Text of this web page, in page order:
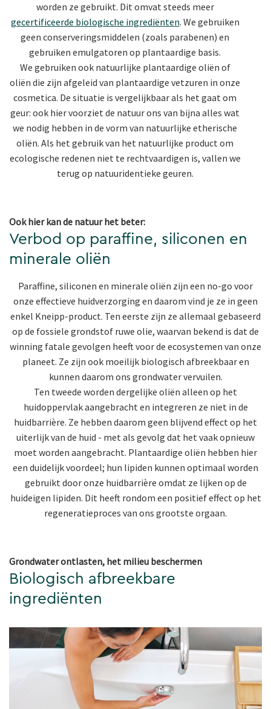
worden ze gebruikt. Dit omvat steeds meer
gecertificeerde biologische ingrediënten. We gebruiken
geen conserveringsmiddelen (zoals parabenen) en
gebruiken emulgatoren op plantaardige basis.
We gebruiken ook natuurlijke plantaardige oliën of
oliën die zijn afgeleid van plantaardige vetzuren in onze
cosmetica. De situatie is vergelijkbaar als het gaat om
geur: ook hier voorziet de natuur ons van bijna alles wat
we nodig hebben in de vorm van natuurlijke etherische
oliën. Als het gebruik van het natuurlijke product om
ecologische redenen niet te rechtvaardigen is, vallen we
terug op natuuridentieke geuren.
Ook hier kan de natuur het beter:
Verbod op paraffine, siliconen en
minerale oliën
Paraffine, siliconen en minerale oliën zijn een no-go voor
onze effectieve huidverzorging en daarom vind je ze in geen
enkel Kneipp-product. Ten eerste zijn ze allemaal gebaseerd
op de fossiele grondstof ruwe olie, waarvan bekend is dat de
winning fatale gevolgen heeft voor de ecosystemen van onze
planeet. Ze zijn ook moeilijk biologisch afbreekbaar en
kunnen daarom ons grondwater vervuilen.
Ten tweede worden dergelijke oliën alleen op het
huidoppervlak aangebracht en integreren ze niet in de
huidbarrière. Ze hebben daarom geen blijvend effect op het
uiterlijk van de huid - met als gevolg dat het vaak opnieuw
moet worden aangebracht. Plantaardige oliën hebben hier
een duidelijk voordeel; hun lipiden kunnen optimaal worden
gebruikt door onze huidbarrière omdat ze lijken op de
huideigen lipiden. Dit heeft rondom een positief effect op het
regeneratieproces van ons grootste orgaan.
Grondwater ontlasten, het milieu beschermen
Biologisch afbreekbare
ingrediënten